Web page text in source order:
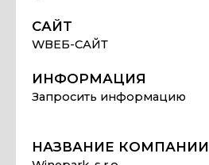
САЙТ
WВЕБ-САЙТ
ИНФОРМАЦИЯ
Запросить информацию
НАЗВАНИЕ КОМПАНИИ